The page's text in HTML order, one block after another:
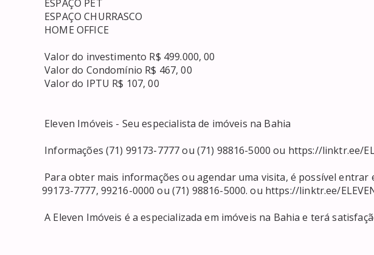
Valor do investimento R$ 499.000, 00
Valor do Condomínio R$ 467, 00
Valor do IPTU R$ 107, 00
99173-7777, 99216-0000 ou (71) 98816-5000. ou https://linktr.ee/
A Eleven Imóveis é a especializada em imóveis na Bahia e terá satisfação em atendê-lo.